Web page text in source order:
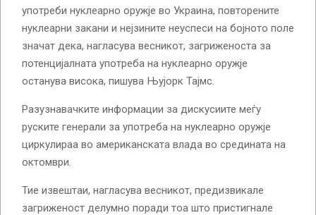
употреби нуклеарно оружје во Украина, повторените
нуклеарни закани и нејзините неуспеси на бојното поле
значат дека, нагласува весникот, загриженоста за
потенцијалната употреба на нуклеарно оружје
останува висока, пишува Њујорк Тајмс.
Разузнавачките информации за дискусиите меѓу
руските генерали за употреба на нуклеарно оружје
циркулираа во американската влада во средината на
октомври.
Тие извештаи, нагласува весникот, предизвикале
загриженост делумно поради тоа што пристигнале